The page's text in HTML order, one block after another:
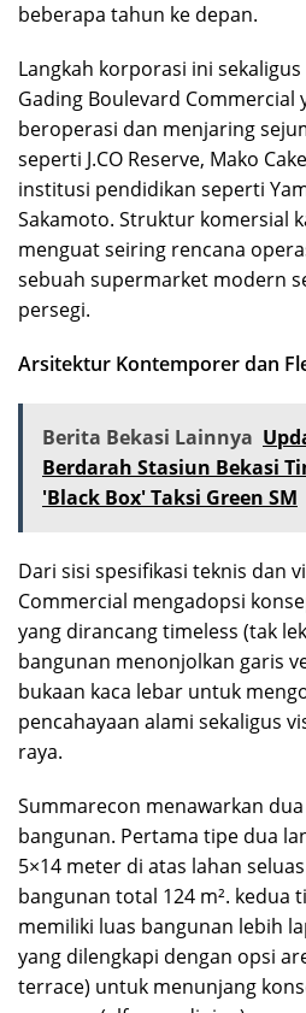
beberapa tahun ke depan.
Langkah korporasi ini
Gading Boulevard Commercial
beroperasi dan menjaring
seperti J.CO Reserve, Mako
institusi pendidikan seperti
Sakamoto. Struktur komersial
menguat seiring rencana
sebuah supermarket modern
persegi.
Arsitektur Kontemporer dan
Berita Bekasi Lainnya
Berdarah Stasiun Bekasi
'Black Box' Taksi Green SM
Dari sisi spesifikasi teknis dan
Commercial mengadopsi
yang dirancang timeless (tak
bangunan menonjolkan garis
bukaan kaca lebar untuk
pencahayaan alami sekaligus
raya.
Summarecon menawarkan
bangunan. Pertama tipe dua
5×14 meter di atas lahan
bangunan total 124 m². kedua
memiliki luas bangunan lebih
yang dilengkapi dengan opsi
terrace) untuk menunjang